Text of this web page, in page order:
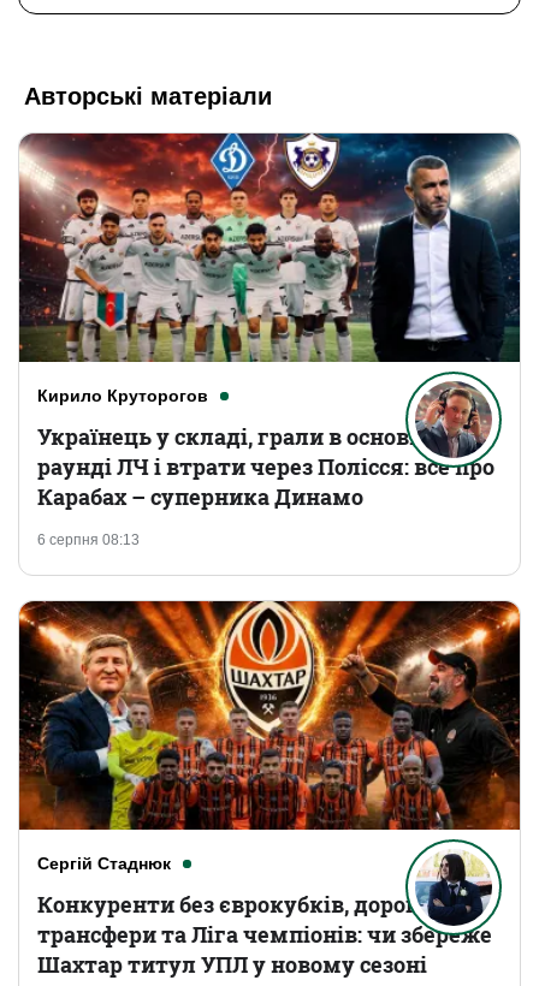
Авторські матеріали
Кирило Круторогов
6 серпня 08:13
Українець у складі, грали в основному
раунді ЛЧ і втрати через Полісся: все про
Карабах – суперника Динамо
Сергій Стаднюк
Конкуренти без єврокубків, дорогі
трансфери та Ліга чемпіонів: чи збереже
Шахтар титул УПЛ у новому сезоні